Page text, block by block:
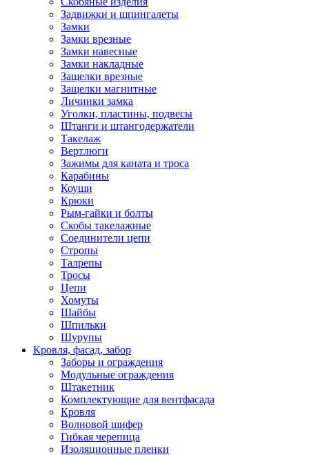
Задвижки и шпингалеты
Замки
Замки врезные
Замки навесные
Замки накладные
Защелки врезные
Защелки магнитные
Личинки замка
Уголки, пластины, подвесы
Штанги и штангодержатели
Такелаж
Вертлюги
Зажимы для каната и троса
Карабины
Коуши
Крюки
Рым-гайки и болты
Скобы такелажные
Соединители цепи
Стропы
Талрепы
Тросы
Цепи
Хомуты
Шайбы
Шпильки
Шурупы
Кровля, фасад, забор
Заборы и ограждения
Модульные ограждения
Штакетник
Комплектующие для вентфасада
Кровля
Волновой шифер
Гибкая черепица
Изоляционные пленки